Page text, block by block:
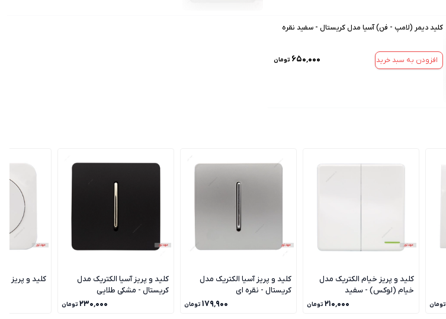
کلید دیمر (لامپ - فن) آسیا مدل کریستال - سفید نقره
افزودن به سبد خرید ۶۵۰٬۰۰۰ تومان
تومان
کلید و پریز خیام الکتریک مدل
خیام (لوکس) - سفید
۲۱۰٬۰۰۰ تومان
کلید و پریز آسیا الکتریک مدل
کریستال - نقره ای
۱۷۹٬۹۰۰ تومان
کلید و پریز آسیا الکتریک مدل
کریستال - مشکی طلایی
۲۳۰٬۰۰۰ تومان
کلید و پریز